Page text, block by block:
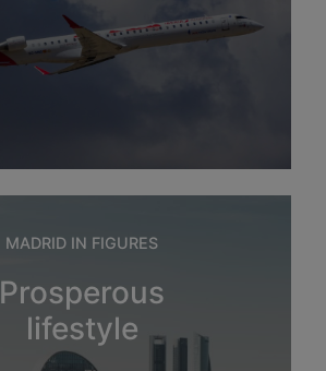
MADRID IN FIGURES
Prosperous
lifestyle